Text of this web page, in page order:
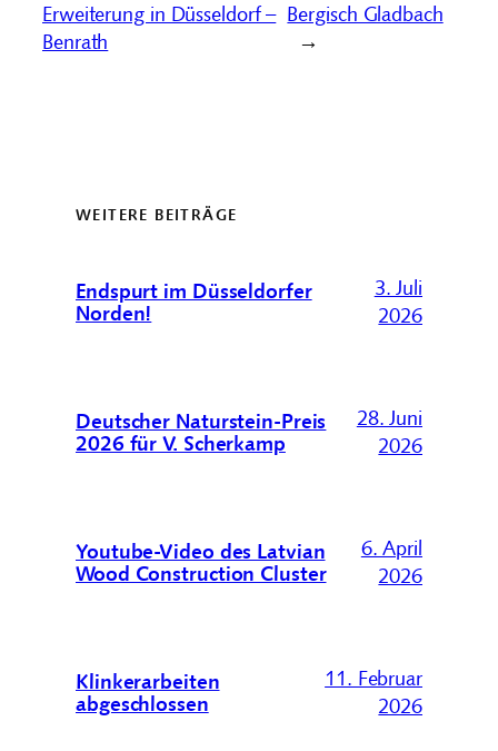
Erweiterung in Düsseldorf –
Benrath
Bergisch Gladbach
→
WEITERE BEITRÄGE
Endspurt im Düsseldorfer
Norden!
3. Juli
2026
Deutscher Naturstein-Preis
2026 für V. Scherkamp
28. Juni
2026
Youtube-Video des Latvian
Wood Construction Cluster
6. April
2026
Klinkerarbeiten
abgeschlossen
11. Februar
2026